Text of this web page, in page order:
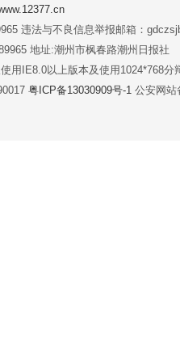
违法与不良信息举报邮箱：
地址:潮州市枫春路潮州日报社
用IE8.0以上版本及使用1024*768分
粤ICP备13030909号-1 公安网站